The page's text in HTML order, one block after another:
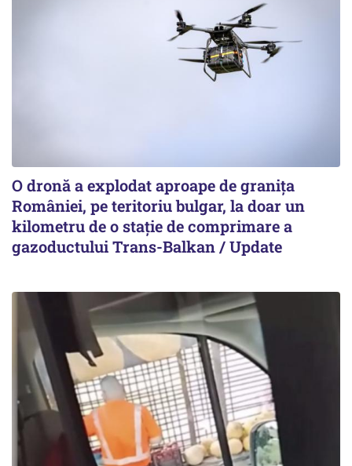
O dronă a explodat aproape de granița
României, pe teritoriu bulgar, la doar un
kilometru de o stație de comprimare a
gazoductului Trans-Balkan / Update